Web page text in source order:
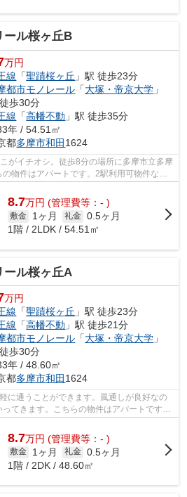
ール桜ヶ丘B
万円
線 「聖蹟桜ヶ丘 」駅 徒歩23分
都市モノレール 「大塚・帝京大学 」
歩30分
線 「高幡不動 」駅 徒歩35分
年 / 54.51㎡
都多摩市和田 1624
がイチオシ。徒歩8分の場所に多摩市立多摩
物件はアパートです。2駅利用可物件なの
タリで...
8.7万円 (管理費等：- )
敷金 1ヶ月 礼金 0.5ヶ月
1階 / 2LDK / 54.51㎡
ール桜ヶ丘A
万円
線 「聖蹟桜ヶ丘 」駅 徒歩23分
線 「高幡不動 」駅 徒歩21分
都市モノレール 「大塚・帝京大学 」
歩30分
年 / 48.60㎡
都多摩市和田 1624
に通うことができます。風通しが良好なの
てきます。こちらの物件はアパートです。
物件で...
8.7万円 (管理費等：- )
敷金 1ヶ月 礼金 0.5ヶ月
1階 / 2DK / 48.60㎡